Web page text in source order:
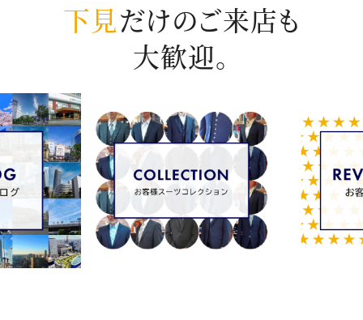
下見だけのご来店も
大歓迎。